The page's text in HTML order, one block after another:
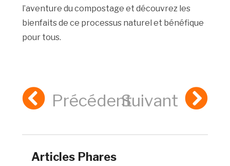
l’aventure du compostage et découvrez les
bienfaits de ce processus naturel et bénéfique
pour tous.
PrécédentSuivant
Articles Phares